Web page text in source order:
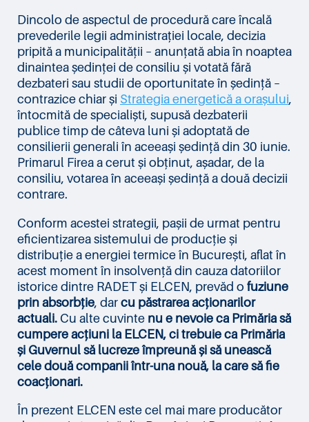
Dincolo de aspectul de procedură care încală
prevederile legii administrației locale, decizia
pripită a municipalității – anunțată abia în noaptea
dinaintea ședinței de consiliu și votată fără
dezbateri sau studii de oportunitate în ședință –
contrazice chiar și Strategia energetică a orașului,
întocmită de specialiști, supusă dezbaterii
publice timp de câteva luni și adoptată de
consilierii generali în aceeași ședință din 30 iunie.
Primarul Firea a cerut și obținut, așadar, de la
consiliu, votarea în aceeași ședință a două decizii
contrare.
Conform acestei strategii, pașii de urmat pentru
eficientizarea sistemului de producție și
distribuție a energiei termice în București, aflat în
acest moment în insolvență din cauza datoriilor
istorice dintre RADET și ELCEN, prevăd o fuziune
prin absorbție, darcu păstrarea acționarilor
actuali.Cu alte cuvinte nu e nevoie ca Primăria să
cumpere acțiuni la ELCEN, ci trebuie ca Primăria
și Guvernul să lucreze împreună și să unească
cele două companii într-una nouă, la care să fie
coacționari.
În prezent ELCEN este cel mai mare producător